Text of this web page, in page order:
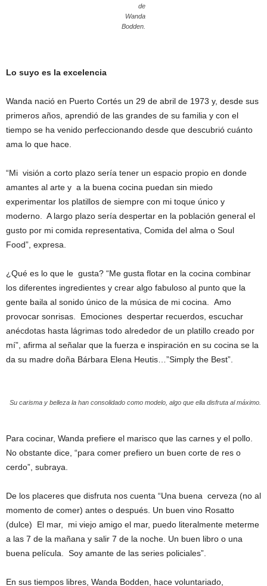
de
Wanda
Bodden.
Lo suyo es la excelencia
Wanda nació en Puerto Cortés un 29 de abril de 1973 y, desde sus
primeros años, aprendió de las grandes de su familia y con el
tiempo se ha venido perfeccionando desde que descubrió cuánto
ama lo que hace.
“Mi visión a corto plazo sería tener un espacio propio en donde
amantes al arte y a la buena cocina puedan sin miedo
experimentar los platillos de siempre con mi toque único y
moderno. A largo plazo sería despertar en la población general el
gusto por mi comida representativa, Comida del alma o Soul
Food”, expresa.
¿Qué es lo que le gusta? “Me gusta flotar en la cocina combinar
los diferentes ingredientes y crear algo fabuloso al punto que la
gente baila al sonido único de la música de mi cocina. Amo
provocar sonrisas. Emociones despertar recuerdos, escuchar
anécdotas hasta lágrimas todo alrededor de un platillo creado por
mí”, afirma al señalar que la fuerza e inspiración en su cocina se la
da su madre doña Bárbara Elena Heutis…”Simply the Best”.
Su carisma y belleza la han consolidado como modelo, algo que ella disfruta al máximo.
Para cocinar, Wanda prefiere el marisco que las carnes y el pollo.
No obstante dice, “para comer prefiero un buen corte de res o
cerdo”, subraya.
De los placeres que disfruta nos cuenta “Una buena cerveza (no al
momento de comer) antes o después. Un buen vino Rosatto
(dulce) El mar, mi viejo amigo el mar, puedo literalmente meterme
a las 7 de la mañana y salir 7 de la noche. Un buen libro o una
buena película. Soy amante de las series policiales”.
En sus tiempos libres, Wanda Bodden, hace voluntariado,